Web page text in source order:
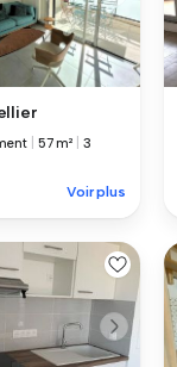
57 m²
3
Voir plus